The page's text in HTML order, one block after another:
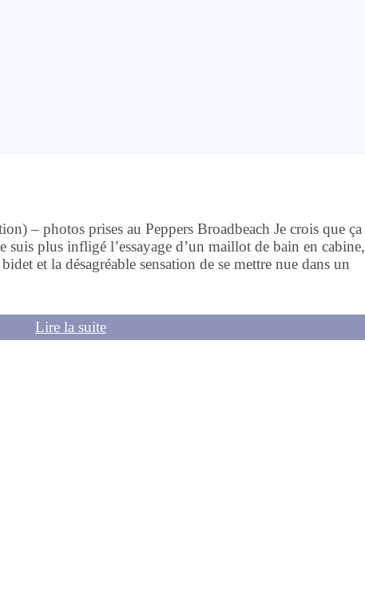
– photos prises au Peppers Broadbeach Je crois que ça
suis plus infligé l’essayage d’un maillot de bain en cabine,
et la désagréable sensation de se mettre nue dans un
Lire la suite